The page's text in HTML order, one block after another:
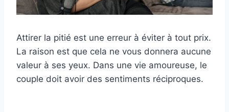
Attirer la pitié est une erreur à éviter à tout prix.
La raison est que cela ne vous donnera aucune
valeur à ses yeux. Dans une vie amoureuse, le
couple doit avoir des sentiments réciproques.